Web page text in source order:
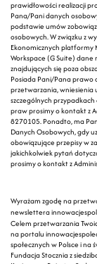
prawidłowości realizacji
Pana/Pani danych
podstawie umów
osobowych. W związku z
Ekonomicznych platformy
Workspace (G Suite)
znajdujących się poza
Posiada Pani/Pana prawo
przetwarzania, wniesienia
szczególnych przypadkach
praw prosimy o kontakt z
8270105. Ponadto, ma
Danych Osobowych, gdy
obowiązujące przepisy w
jakichkolwiek pytań
prosimy o kontakt z
Wyrażam zgodę na
newslettera
Celem przetwarzania
na portalu
społecznych w Polsce i
Fundacja Stocznia z